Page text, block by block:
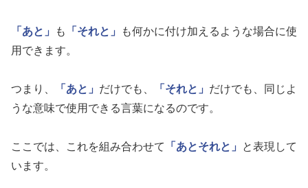
「あと」 も 「それと」
も何かに付け加えるような場合に使
用できます。
つまり、 「あと」 だけでも、 「それと」 だけでも、同じよ
うな意味で使用できる言葉になるのです。
ここでは、これを組み合わせて 「あとそれと」
と表現して
います。